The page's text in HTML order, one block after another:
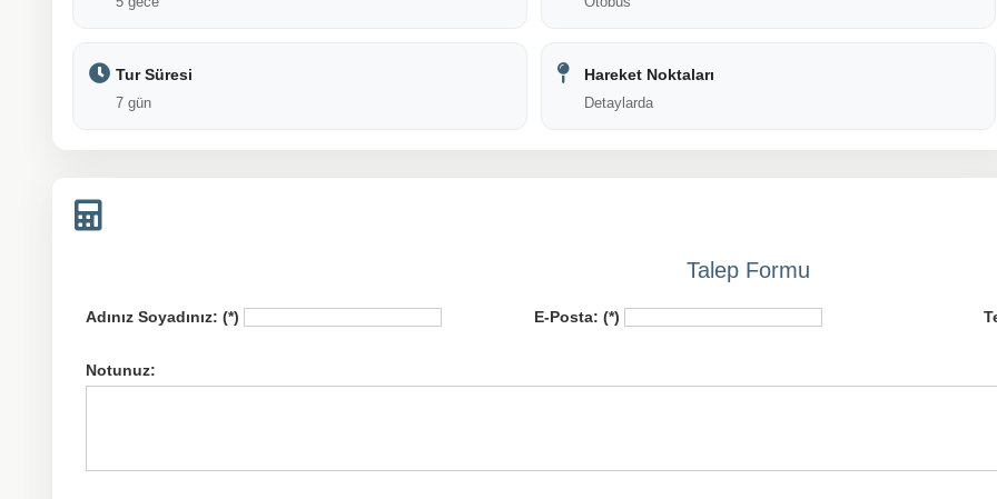
Tur Süresi
7 gün
Hareket Noktaları
Detaylarda
Talep Formu
Adınız Soyadınız: (*) E-Posta: (*)
Notunuz: